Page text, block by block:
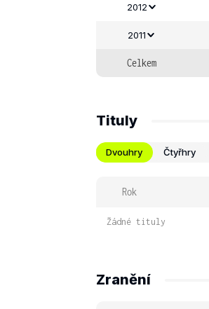
2012
2011
Celkem
Tituly
Dvouhry Čtyřhry
Rok
Žádné tituly
Zranění